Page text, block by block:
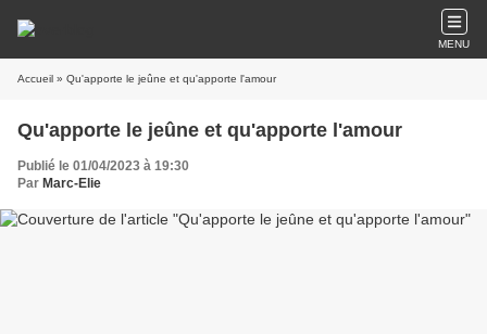
MENU
Accueil » Qu'apporte le jeûne et qu'apporte l'amour
Qu'apporte le jeûne et qu'apporte l'amour
Publié le 01/04/2023 à 19:30
Par Marc-Elie